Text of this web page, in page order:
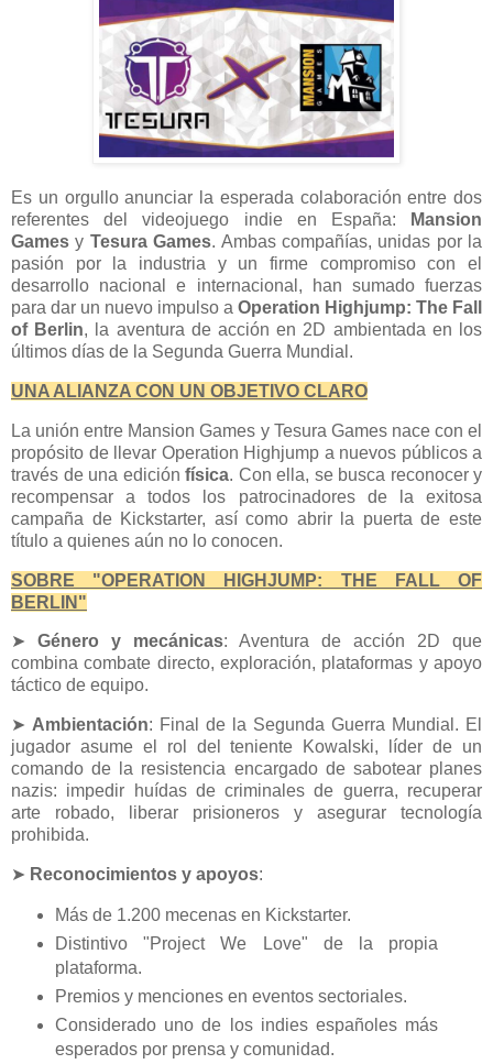
Es un orgullo anunciar la esperada colaboración entre dos
referentes del videojuego indie en España:
Mansion
Games y Tesura Games. Ambas compañías, unidas por la
pasión por la industria y un firme compromiso con el
desarrollo nacional e internacional, han sumado fuerzas
para dar un nuevo impulso a Operation Highjump: The Fall
of Berlin, la aventura de acción en 2D ambientada en los
últimos días de la Segunda Guerra Mundial.
UNA ALIANZA CON UN OBJETIVO CLARO
La unión entre Mansion Games y Tesura Games nace con el
propósito de llevar Operation Highjump a nuevos públicos a
través de una edición física. Con ella, se busca reconocer y
recompensar a todos los patrocinadores de la exitosa
campaña de Kickstarter, así como abrir la puerta de este
título a quienes aún no lo conocen.
SOBRE "OPERATION HIGHJUMP: THE FALL OF
BERLIN"
➤ Género y mecánicas: Aventura de acción 2D que
combina combate directo, exploración, plataformas y apoyo
táctico de equipo.
➤ Ambientación: Final de la Segunda Guerra Mundial. El
jugador asume el rol del teniente Kowalski, líder de un
comando de la resistencia encargado de sabotear planes
nazis: impedir huídas de criminales de guerra, recuperar
arte robado, liberar prisioneros y asegurar tecnología
prohibida.
➤ Reconocimientos y apoyos:
Más de 1.200 mecenas en Kickstarter.
Distintivo "Project We Love" de la propia
plataforma.
Premios y menciones en eventos sectoriales.
Considerado uno de los indies españoles más
esperados por prensa y comunidad.